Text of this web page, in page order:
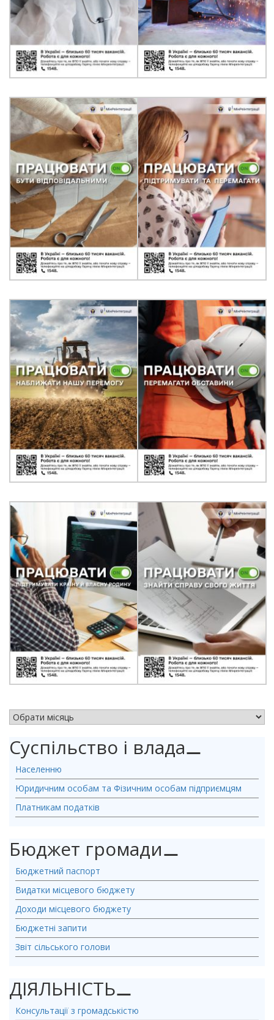
Суспільство і влада⚊
Населенню
Юридичним особам та Фізичним особам підприємцям
Платникам податків
Бюджет громади⚊
Бюджетний паспорт
Видатки місцевого бюджету
Доходи місцевого бюджету
Бюджетні запити
Звіт сільського голови
ДІЯЛЬНІСТЬ⚊
Консультації з громадськістю